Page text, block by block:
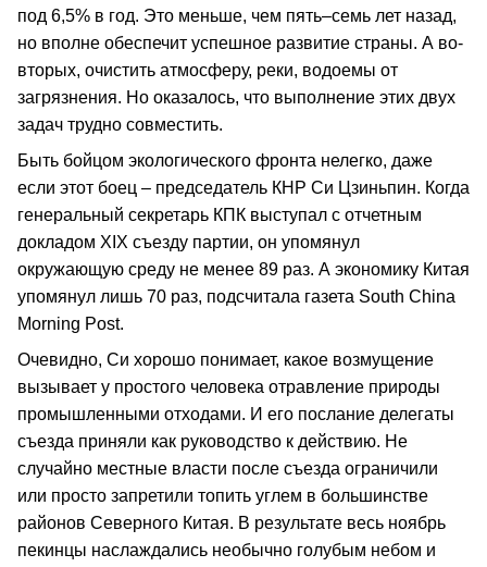
под 6,5% в год. Это меньше, чем пять–семь лет назад,
но вполне обеспечит успешное развитие страны. А во-
вторых, очистить атмосферу, реки, водоемы от
загрязнения. Но оказалось, что выполнение этих двух
задач трудно совместить.
Быть бойцом экологического фронта нелегко, даже
если этот боец – председатель КНР Си Цзиньпин. Когда
генеральный секретарь КПК выступал с отчетным
докладом XIX съезду партии, он упомянул
окружающую среду не менее 89 раз. А экономику Китая
упомянул лишь 70 раз, подсчитала газета South China
Morning Post.
Очевидно, Си хорошо понимает, какое возмущение
вызывает у простого человека отравление природы
промышленными отходами. И его послание делегаты
съезда приняли как руководство к действию. Не
случайно местные власти после съезда ограничили
или просто запретили топить углем в большинстве
районов Северного Китая. В результате весь ноябрь
пекинцы наслаждались необычно голубым небом и